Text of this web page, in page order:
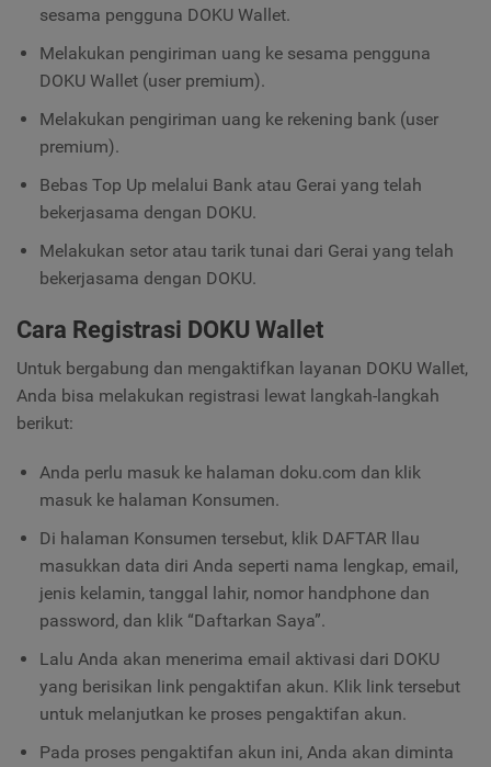
sesama pengguna DOKU Wallet.
Melakukan pengiriman uang ke sesama pengguna
DOKU Wallet (user premium).
Melakukan pengiriman uang ke rekening bank (user
premium).
Bebas Top Up melalui Bank atau Gerai yang telah
bekerjasama dengan DOKU.
Melakukan setor atau tarik tunai dari Gerai yang telah
bekerjasama dengan DOKU.
Cara Registrasi DOKU Wallet
Untuk bergabung dan mengaktifkan layanan DOKU Wallet,
Anda bisa melakukan registrasi lewat langkah-langkah
berikut:
Anda perlu masuk ke halaman doku.com dan klik
masuk ke halaman Konsumen.
Di halaman Konsumen tersebut, klik DAFTAR llau
masukkan data diri Anda seperti nama lengkap, email,
jenis kelamin, tanggal lahir, nomor handphone dan
password, dan klik “Daftarkan Saya”.
Lalu Anda akan menerima email aktivasi dari DOKU
yang berisikan link pengaktifan akun. Klik link tersebut
untuk melanjutkan ke proses pengaktifan akun.
Pada proses pengaktifan akun ini, Anda akan diminta